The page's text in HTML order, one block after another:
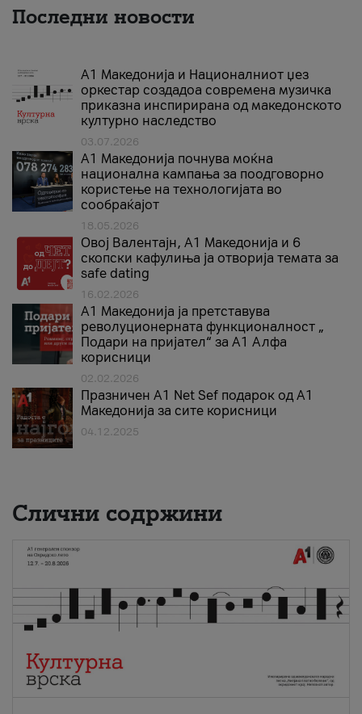
Последни новости
А1 Македонија и Националниот џез
оркестар создадоа современа музичка
приказна инспирирана од македонското
културно наследство
03.07.2026
A1 Македонија почнува моќна
национална кампања за поодговорно
користење на технологијата во
сообраќајот
18.05.2026
Овој Валентајн, A1 Македонија и 6
скопски кафулиња ја отворија темата за
safe dating
16.02.2026
А1 Македонија ја претставува
револуционерната функционалност „
Подари на пријател“ за А1 Алфа
корисници
02.02.2026
Празничен A1 Net Sеf подарок од А1
Македонија за сите корисници
04.12.2025
Слични содржини